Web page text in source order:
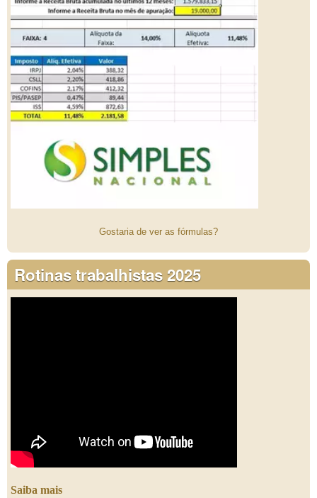
Gostaria de ver as fórmulas?
Rotinas trabalhistas 2025
Saiba mais